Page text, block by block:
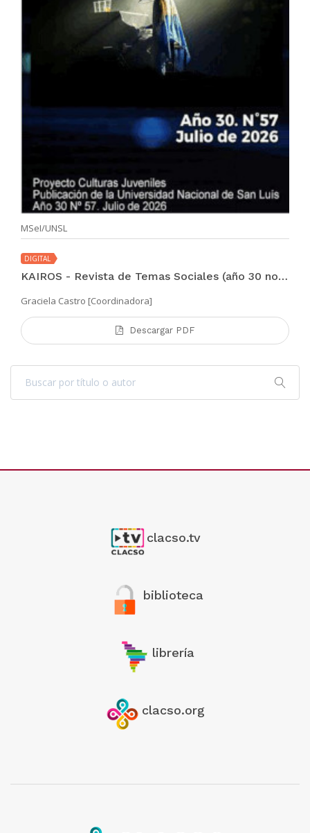
MSeI/UNSL
DIGITAL
KAIROS - Revista de Temas Sociales (año 30 no. 57 jul 2026)
Graciela Castro [Coordinadora]
Descargar PDF
clacso.tv
biblioteca
librería
clacso.org